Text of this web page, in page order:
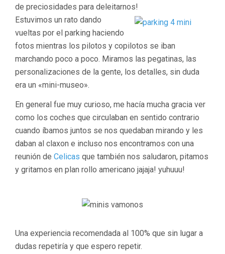
de preciosidades para deleitarnos!
Estuvimos un rato dando
vueltas por el parking haciendo
fotos mientras los pilotos y copilotos se iban
marchando poco a poco. Miramos las pegatinas, las
personalizaciones de la gente, los detalles, sin duda
era un «mini-museo».
En general fue muy curioso, me hacía mucha gracia ver
como los coches que circulaban en sentido contrario
cuando íbamos juntos se nos quedaban mirando y les
daban al claxon e incluso nos encontramos con una
reunión de Celicas que también nos saludaron, pitamos
y gritamos en plan rollo americano jajaja! yuhuuu!
Una experiencia recomendada al 100% que sin lugar a
dudas repetiría y que espero repetir.